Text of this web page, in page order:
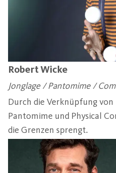
Robert Wicke
Jonglage / Pantomime /
Durch die Verknüpfung von
Pantomime und Physical
die Grenzen sprengt.